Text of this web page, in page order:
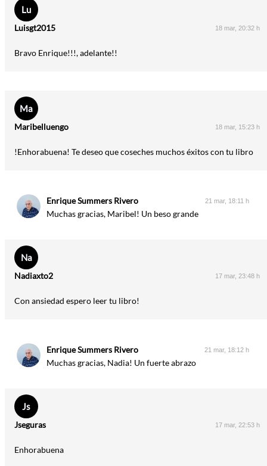
Lu
Luisgt2015 18 mar, 20:32 h
Bravo Enrique!!!, adelante!!
Ma
Maribelluengo 18 mar, 15:23 h
!Enhorabuena! Te deseo que coseches muchos éxitos con tu libro
Enrique Summers Rivero 21 mar, 18:11 h
Muchas gracias, Maribel! Un beso grande
Na
Nadiaxto2 17 mar, 23:48 h
Con ansiedad espero leer tu libro!
Enrique Summers Rivero 21 mar, 18:12 h
Muchas gracias, Nadia! Un fuerte abrazo
Js
Jseguras 17 mar, 22:53 h
Enhorabuena